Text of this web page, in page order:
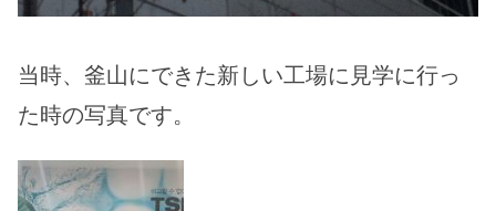
当時、釜山にできた新しい工場に見学に行っ
た時の写真です。